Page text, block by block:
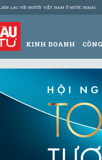
LẠC VỚI NGƯỜI VIỆT NAM Ở NƯỚC NGOÀI
KINH DOANH